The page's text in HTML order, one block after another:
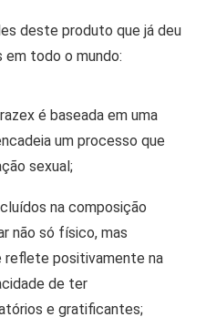
deste produto que já deu
em todo o mundo:
é baseada em uma
um processo que
sexual;
na composição
não só físico, mas
reflete positivamente na
de ter
e gratificantes;